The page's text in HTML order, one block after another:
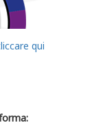
qui